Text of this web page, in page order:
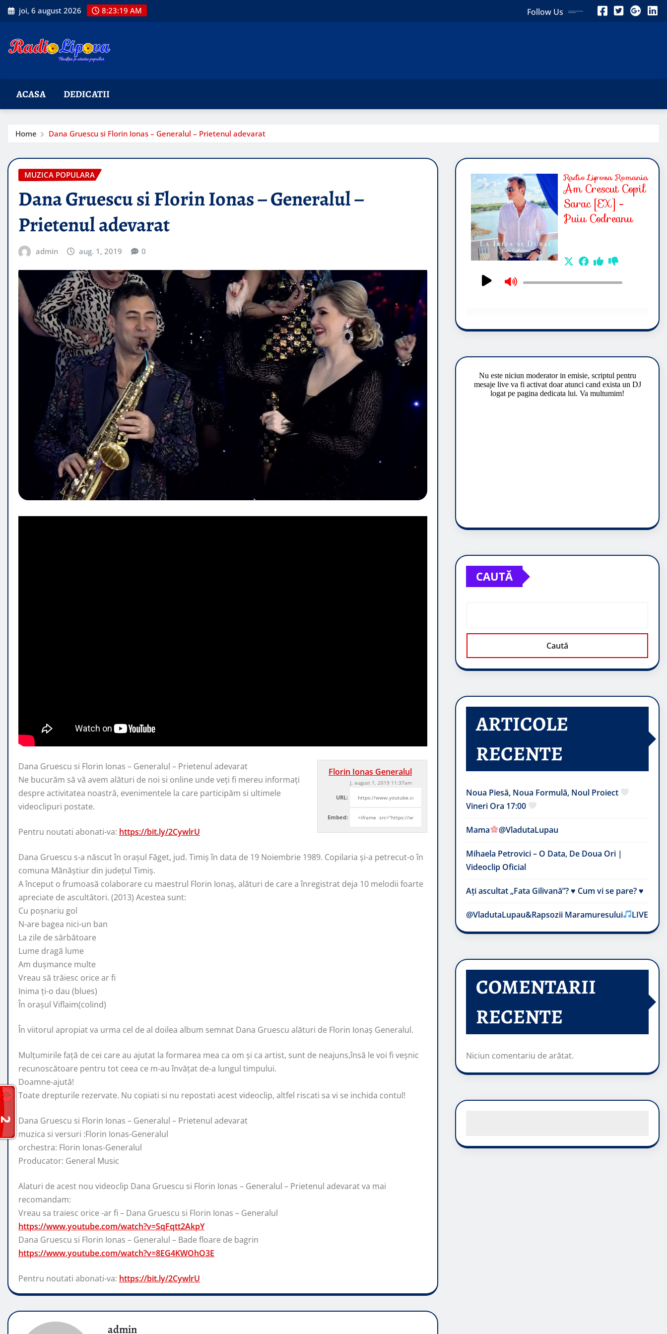
Skip
to
joi, 6 august 2026 8:23:20 AM Follow Us
ACASA DEDICATII
Home Dana Gruescu si Florin Ionas – Generalul – Prietenul adevarat
MUZICA POPULARA
Dana Gruescu si Florin Ionas – Generalul –
Prietenul adevarat
admin aug. 1, 2019 0
Florin Ionas Generalul
J, august 1, 2019 11:37am
URL:
Embed:
Dana Gruescu si Florin Ionas – Generalul – Prietenul adevarat
Ne bucurăm să vă avem alături de noi si online unde veți fi mereu informați
despre activitatea noastră, evenimentele la care participăm si ultimele
videoclipuri postate.
Pentru noutati abonati-va: https://bit.ly/2CywlrU
Dana Gruescu s-a născut în orașul Făget, jud. Timiș în data de 19 Noiembrie 1989. Copilaria și-a petrecut-o în
comuna Mănăștiur din județul Timiș.
A început o frumoasă colaborare cu maestrul Florin Ionaș, alături de care a înregistrat deja 10 melodii foarte
apreciate de ascultători. (2013) Acestea sunt:
Cu poșnariu gol
N-are bagea nici-un ban
La zile de sărbătoare
Lume dragă lume
Am dușmance multe
Vreau să trăiesc orice ar fi
Inima ți-o dau (blues)
În orașul Viflaim(colind)
În viitorul apropiat va urma cel de al doilea album semnat Dana Gruescu alături de Florin Ionaș Generalul.
Mulțumirile față de cei care au ajutat la formarea mea ca om și ca artist, sunt de neajuns,însă le voi fi veșnic
recunoscătoare pentru tot ceea ce m-au învățat de-a lungul timpului.
Doamne-ajută!
Toate drepturile rezervate. Nu copiati si nu repostati acest videoclip, altfel riscati sa vi se inchida contul!
Dana Gruescu si Florin Ionas – Generalul – Prietenul adevarat
muzica si versuri :Florin Ionas-Generalul
orchestra: Florin Ionas-Generalul
Producator: General Music
Alaturi de acest nou videoclip Dana Gruescu si Florin Ionas – Generalul – Prietenul adevarat va mai
recomandam:
Vreau sa traiesc orice -ar fi – Dana Gruescu si Florin Ionas – Generalul
https://www.youtube.com/watch?v=SqFqtt2AkpY
Dana Gruescu si Florin Ionas – Generalul – Bade floare de bagrin
https://www.youtube.com/watch?v=8EG4KWOhO3E
Pentru noutati abonati-va: https://bit.ly/2CywlrU
admin
CAUTĂ
Caută
ARTICOLE
RECENTE
Noua Piesă, Noua Formulă, Noul Proiect
Vineri Ora 17:00
Mama @VladutaLupau
Mihaela Petrovici – O Data, De Doua Ori |
Videoclip Oficial
Ați ascultat „Fata Gilivană”? ♥️ Cum vi se pare? ♥️
@VladutaLupau&Rapsozii Maramuresului LIVE
COMENTARII
RECENTE
Niciun comentariu de arătat.